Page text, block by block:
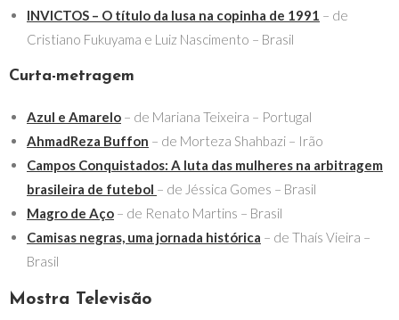
INVICTOS – O título da lusa na copinha de 1991 – de
Cristiano Fukuyama e Luiz Nascimento – Brasil
Curta-metragem
Azul e Amarelo – de Mariana Teixeira – Portugal
AhmadReza Buffon – de Morteza Shahbazi – Irão
Campos Conquistados: A luta das mulheres na arbitragem
brasileira de futebol – de Jéssica Gomes – Brasil
Magro de Aço – de Renato Martins – Brasil
Camisas negras, uma jornada histórica – de Thaís Vieira –
Brasil
Mostra Televisão